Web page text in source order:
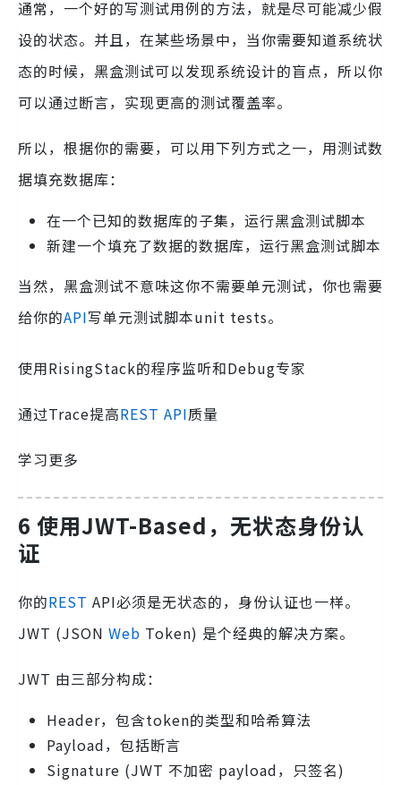
通常，一个好的写测试用例的方法，就是尽可能减少假
设的状态。并且，在某些场景中，当你需要知道系统状
态的时候，黑盒测试可以发现系统设计的盲点，所以你
可以通过断言，实现更高的测试覆盖率。
所以，根据你的需要，可以用下列方式之一，用测试数
据填充数据库：
在一个已知的数据库的子集，运行黑盒测试脚本
新建一个填充了数据的数据库，运行黑盒测试脚本
当然，黑盒测试不意味这你不需要单元测试，你也需要
给你的API写单元测试脚本unit tests。
使用RisingStack的程序监听和Debug专家
通过Trace提高REST API质量
学习更多
6 使用JWT-Based，无状态身份认
证
你的REST API必须是无状态的，身份认证也一样。
JWT (JSON Web Token) 是个经典的解决方案。
JWT 由三部分构成：
Header，包含token的类型和哈希算法
Payload，包括断言
Signature (JWT 不加密 payload，只签名)